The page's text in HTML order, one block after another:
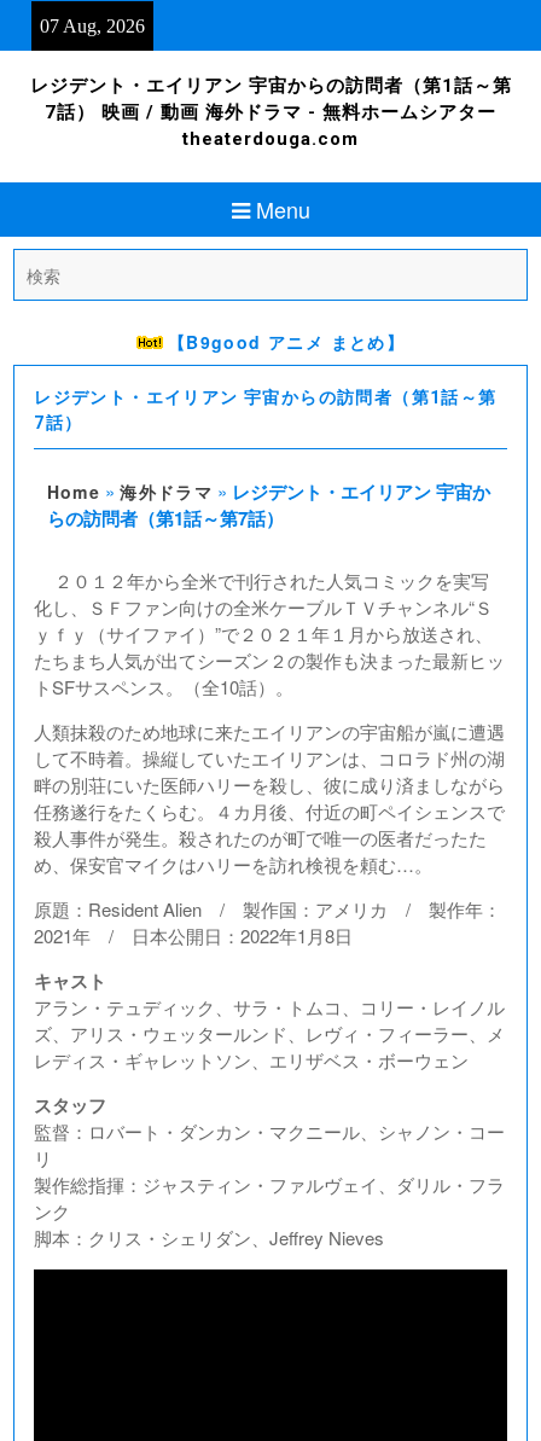
07 Aug, 2026
レジデント・エイリアン 宇宙からの訪問者（第1話～第
7話） 映画 / 動画 海外ドラマ - 無料ホームシアター
theaterdouga.com
Menu
for:
【B9good アニメ まとめ】
レジデント・エイリアン 宇宙からの訪問者（第1話～第
7話）
Home »海外ドラマ » レジデント・エイリアン 宇宙か
らの訪問者（第1話～第7話）
２０１２年から全米で刊行された人気コミックを実写
化し、ＳＦファン向けの全米ケーブルＴＶチャンネル“Ｓ
ｙｆｙ（サイファイ）”で２０２１年１月から放送され、
たちまち人気が出てシーズン２の製作も決まった最新ヒッ
トSFサスペンス。（全10話）。
人類抹殺のため地球に来たエイリアンの宇宙船が嵐に遭遇
して不時着。操縦していたエイリアンは、コロラド州の湖
畔の別荘にいた医師ハリーを殺し、彼に成り済ましながら
任務遂行をたくらむ。４カ月後、付近の町ペイシェンスで
殺人事件が発生。殺されたのが町で唯一の医者だったた
め、保安官マイクはハリーを訪れ検視を頼む…。
原題：Resident Alien / 製作国：アメリカ / 製作年：
2021年 / 日本公開日：2022年1月8日
キャスト
アラン・テュディック、サラ・トムコ、コリー・レイノル
ズ、アリス・ウェッタールンド、レヴィ・フィーラー、メ
レディス・ギャレットソン、エリザベス・ボーウェン
スタッフ
監督：ロバート・ダンカン・マクニール、シャノン・コー
リ
製作総指揮：ジャスティン・ファルヴェイ、ダリル・フラ
ンク
脚本：クリス・シェリダン、Jeffrey Nieves